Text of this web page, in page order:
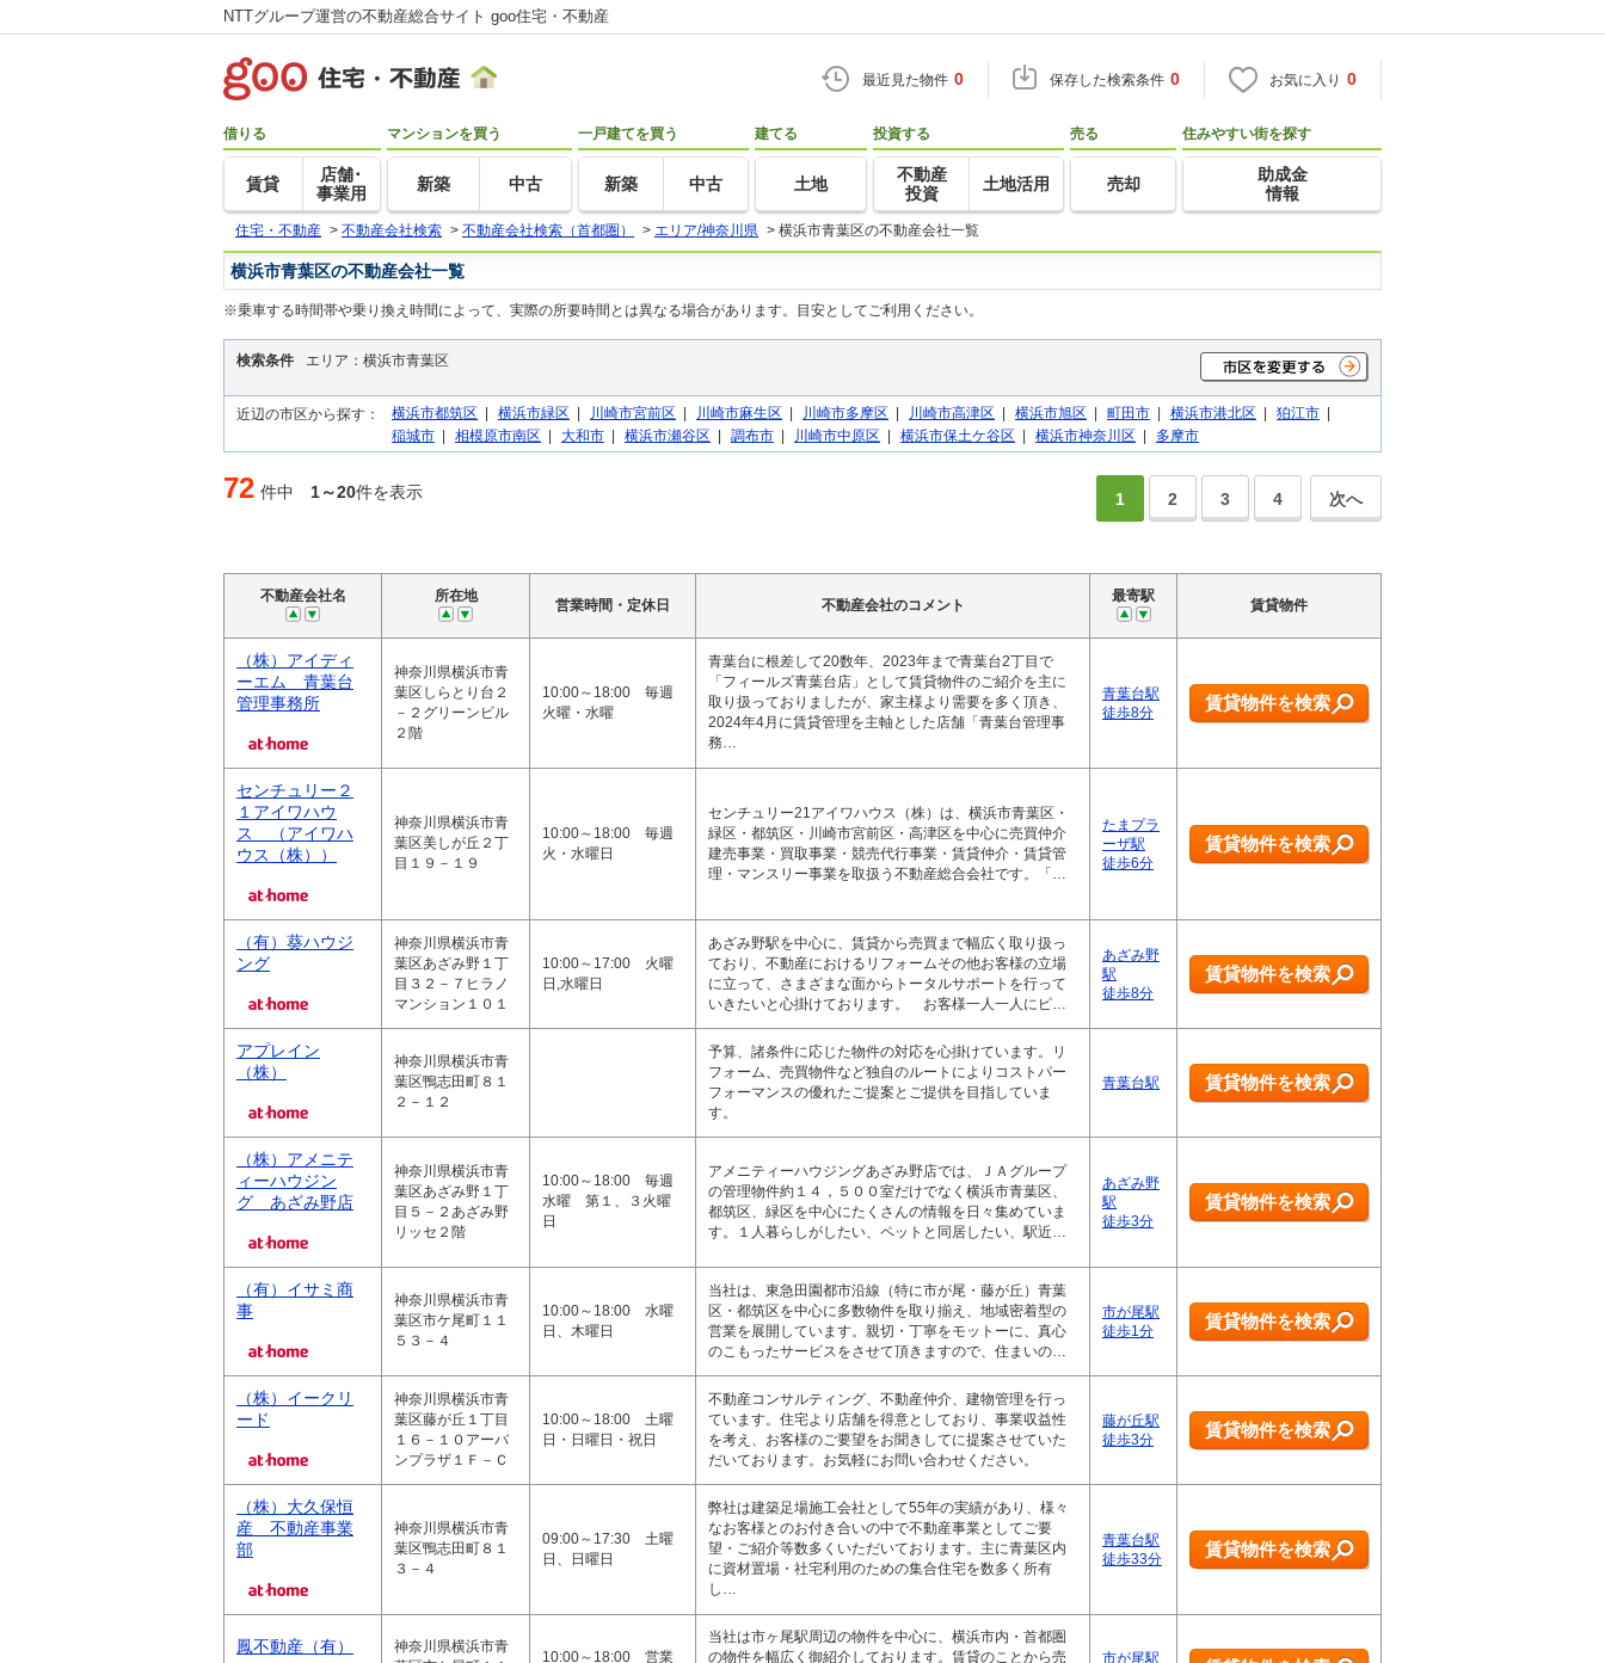
NTTグループ運営の不動産総合サイト goo住宅・不動産
最近見た物件 0 保存した検索条件 0 お気に入り 0
借りる
賃貸
店舗･
事業用
マンションを買う
新築 中古
一戸建てを買う
新築 中古
建てる
土地
投資する
不動産
投資
土地活用
売る
売却
住みやすい街を探す
助成金
情報
住宅・不動産 > 不動産会社検索 > 不動産会社検索（首都圏） > エリア/神奈川県 > 横浜市青葉区の不動産会社一覧
横浜市青葉区の不動産会社一覧
※乗車する時間帯や乗り換え時間によって、実際の所要時間とは異なる場合があります。目安としてご利用ください。
検索条件 エリア：横浜市青葉区
近辺の市区から探す： 横浜市都筑区 | 横浜市緑区 | 川崎市宮前区 | 川崎市麻生区 | 川崎市多摩区 | 川崎市高津区 | 横浜市旭区 | 町田市 | 横浜市港北区 | 狛江市 |
稲城市 | 相模原市南区 | 大和市 | 横浜市瀬谷区 | 調布市 | 川崎市中原区 | 横浜市保土ケ谷区 | 横浜市神奈川区 | 多摩市
72 件中 1～20件を表示 1 2 3 4 次へ
不動産会社名 所在地
営業時間・定休日 不動産会社のコメント
最寄駅
賃貸物件
（株）アイディ
ーエム 青葉台
管理事務所
神奈川県横浜市青
葉区しらとり台２
－２グリーンビル
２階
10:00～18:00 毎週
火曜・水曜
青葉台に根差して20数年、2023年まで青葉台2丁目で
「フィールズ青葉台店」として賃貸物件のご紹介を主に
取り扱っておりましたが、家主様より需要を多く頂き、
2024年4月に賃貸管理を主軸とした店舗「青葉台管理事
務…
青葉台駅
徒歩8分
賃貸物件を検索
センチュリー２
１アイワハウ
ス （アイワハ
ウス（株））
神奈川県横浜市青
葉区美しが丘２丁
目１９－１９
10:00～18:00 毎週
火・水曜日
センチュリー21アイワハウス（株）は、横浜市青葉区・
緑区・都筑区・川崎市宮前区・高津区を中心に売買仲介
建売事業・買取事業・競売代行事業・賃貸仲介・賃貸管
理・マンスリー事業を取扱う不動産総合会社です。「…
たまプラ
ーザ駅
徒歩6分
賃貸物件を検索
（有）葵ハウジ
ング
神奈川県横浜市青
葉区あざみ野１丁
目３２－７ヒラノ
マンション１０１
10:00～17:00 火曜
日,水曜日
あざみ野駅を中心に、賃貸から売買まで幅広く取り扱っ
ており、不動産におけるリフォームその他お客様の立場
に立って、さまざまな面からトータルサポートを行って
いきたいと心掛けております。 お客様一人一人にピ…
あざみ野
駅
徒歩8分
賃貸物件を検索
アプレイン
（株）
神奈川県横浜市青
葉区鴨志田町８１
２－１２
予算、諸条件に応じた物件の対応を心掛けています。リ
フォーム、売買物件など独自のルートによりコストパー
フォーマンスの優れたご提案とご提供を目指していま
す。
青葉台駅 賃貸物件を検索
（株）アメニテ
ィーハウジン
グ あざみ野店
神奈川県横浜市青
葉区あざみ野１丁
目５－２あざみ野
リッセ２階
10:00～18:00 毎週
水曜 第１、３火曜
日
アメニティーハウジングあざみ野店では、ＪＡグループ
の管理物件約１４，５００室だけでなく横浜市青葉区、
都筑区、緑区を中心にたくさんの情報を日々集めていま
す。１人暮らしがしたい、ペットと同居したい、駅近…
あざみ野
駅
徒歩3分
賃貸物件を検索
（有）イサミ商
事
神奈川県横浜市青
葉区市ケ尾町１１
５３－４
10:00～18:00 水曜
日、木曜日
当社は、東急田園都市沿線（特に市が尾・藤が丘）青葉
区・都筑区を中心に多数物件を取り揃え、地域密着型の
営業を展開しています。親切・丁寧をモットーに、真心
のこもったサービスをさせて頂きますので、住まいの…
市が尾駅
徒歩1分
賃貸物件を検索
（株）イークリ
ード
神奈川県横浜市青
葉区藤が丘１丁目
１６－１０アーバ
ンプラザ１Ｆ－Ｃ
10:00～18:00 土曜
日・日曜日・祝日
不動産コンサルティング、不動産仲介、建物管理を行っ
ています。住宅より店舗を得意としており、事業収益性
を考え、お客様のご要望をお聞きしてに提案させていた
だいております。お気軽にお問い合わせください。
藤が丘駅
徒歩3分
賃貸物件を検索
（株）大久保恒
産 不動産事業
部
神奈川県横浜市青
葉区鴨志田町８１
３－４
09:00～17:30 土曜
日、日曜日
弊社は建築足場施工会社として55年の実績があり、様々
なお客様とのお付き合いの中で不動産事業としてご要
望・ご紹介等数多くいただいております。主に青葉区内
に資材置場・社宅利用のための集合住宅を数多く所有
し…
青葉台駅
徒歩33分
賃貸物件を検索
鳳不動産（有）
神奈川県横浜市青
10:00～18:00 営業
当社は市ヶ尾駅周辺の物件を中心に、横浜市内・首都圏
の物件を幅広く御紹介しております。賃貸のことから売
市が尾駅